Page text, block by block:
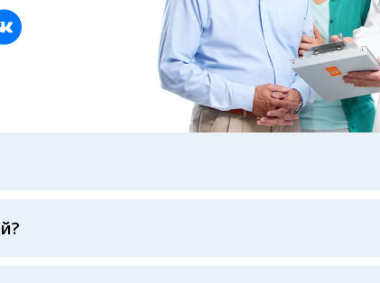
соблюдением международных стандартов